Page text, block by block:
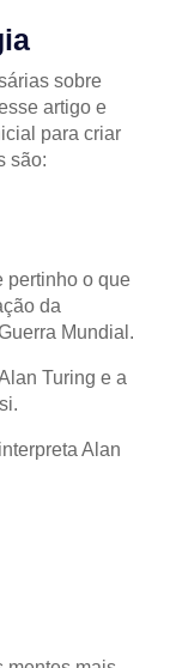
sobre
artigo e
para criar
são:
pertinho o que
da
Mundial.
Turing e a
Alan